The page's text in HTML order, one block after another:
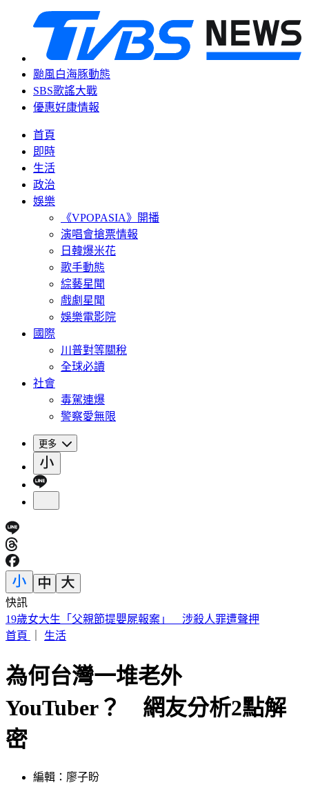
颱風白海豚動態
SBS歌謠大戰
優惠好康情報
首頁
即時
生活
政治
娛樂
《VPOPASIA》開播
演唱會搶票情報
日韓爆米花
歌手動態
綜藝星聞
戲劇星聞
娛樂電影院
國際
川普對等關稅
全球必讀
社會
毒駕連爆
警察愛無限
更多
快訊
來辯論啊！鞭刑公投藍白分歧？黃國昌：白委將先4對4辯論
首頁
生活
為何台灣一堆老外
YouTuber？ 網友分析2點解
密
編輯：廖子盼